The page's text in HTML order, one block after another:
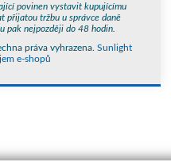
povinen vystavit kupujícímu
přijatou tržbu u správce daně
pak nejpozději do 48 hodin.
práva vyhrazena.Sunlight
e-shopů